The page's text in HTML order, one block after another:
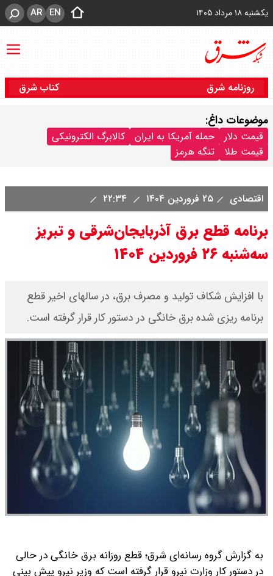
یکشنبه ۱۸ مرداد ۱۴۰۵ EN
AR
روزنامه شرق کتاب شرق
موضوعات داغ:
قیمت دلار حمله آمریکا به ایران
کالابرگ الکترونیکی
قیمت طلا
تنگه هرمز
اقتصادی ۲۵ فروردین ۱۴۰۴
برنامه قطع برق آذربایجان‌شرقی و تبریز
سه‌شنبه ۲۶ فروردین ۱۴۰۴
با افزایش شکاف تولید و مصرف برق، در سالهای اخیر قطع
برنامه ریزی شده برق خانگی در دستور کار قرار گرفته است.
به گزارش گروه رسانه‌ای شرق؛ قطع روزانه برق خانگی در حالی
در دستور کار وزارت نیرو قرار گرفته است که وزیر نیرو پیش بینی